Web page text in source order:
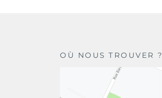
OÙ NOUS TROUVER ?